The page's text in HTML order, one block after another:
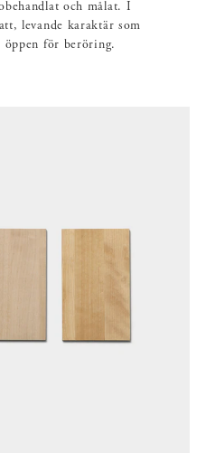
och målat. I
levande karaktär som
för beröring.